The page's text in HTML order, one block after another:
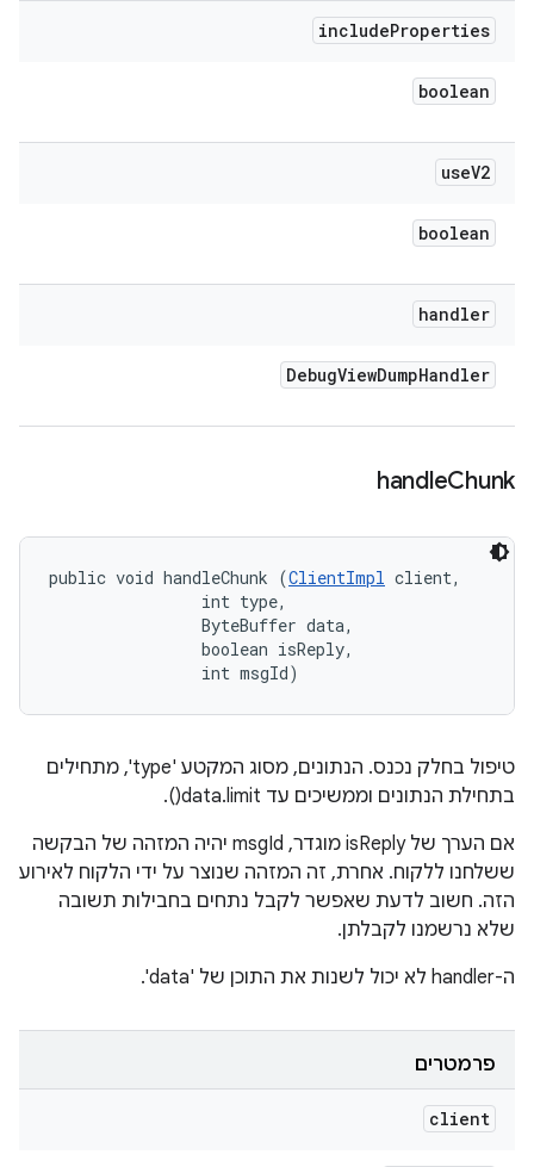
includeProperties
boolean
useV2
boolean
handler
DebugViewDumpHandler
handleChunk
public void handleChunk (ClientImpl client,
                int type,
                ByteBuffer data,
                boolean isReply,
                int msgId)
טיפול בחלק נכנס. הנתונים, מסוג המקטע 'type', מתחילים
בתחילת הנתונים וממשיכים עד data.limit().
אם הערך של isReply מוגדר, msgId יהיה המזהה של הבקשה
ששלחנו ללקוח. אחרת, זה המזהה שנוצר על ידי הלקוח לאירוע
הזה. חשוב לדעת שאפשר לקבל נתחים בחבילות תשובה
שלא נרשמנו לקבלתן.
ה-handler לא יכול לשנות את התוכן של 'data'.
פרמטרים
client